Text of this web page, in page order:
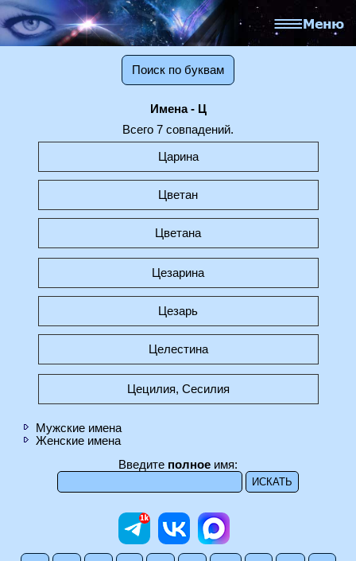
Поиск по буквам
Имена - Ц
Всего 7 совпадений.
Царина
Цветан
Цветана
Цезарина
Цезарь
Целестина
Цецилия, Сесилия
Мужские имена
Женские имена
Введите полное имя: